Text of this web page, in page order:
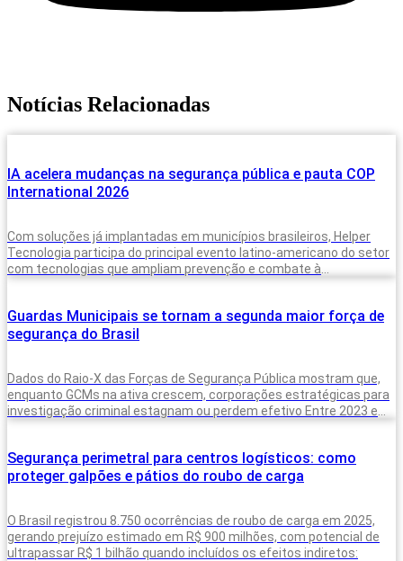
Notícias Relacionadas
IA acelera mudanças na segurança pública e pauta COP
International 2026
Com soluções já implantadas em municípios brasileiros, Helper
Tecnologia participa do principal evento latino-americano do setor
com tecnologias que ampliam prevenção e combate à
Guardas Municipais se tornam a segunda maior força de
segurança do Brasil
Dados do Raio-X das Forças de Segurança Pública mostram que,
enquanto GCMs na ativa crescem, corporações estratégicas para
investigação criminal estagnam ou perdem efetivo Entre 2023 e
Segurança perimetral para centros logísticos: como
proteger galpões e pátios do roubo de carga
O Brasil registrou 8.750 ocorrências de roubo de carga em 2025,
gerando prejuízo estimado em R$ 900 milhões, com potencial de
ultrapassar R$ 1 bilhão quando incluídos os efeitos indiretos: